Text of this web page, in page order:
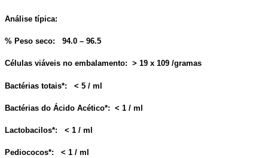
Análise típica:
% Peso seco: 94.0 – 96.5
Células viáveis no embalamento: > 19 x 109 /gramas
Bactérias totais*: < 5 / ml
Bactérias do Ácido Acético*: < 1 / ml
Lactobacilos*: < 1 / ml
Pediococos*: < 1 / ml